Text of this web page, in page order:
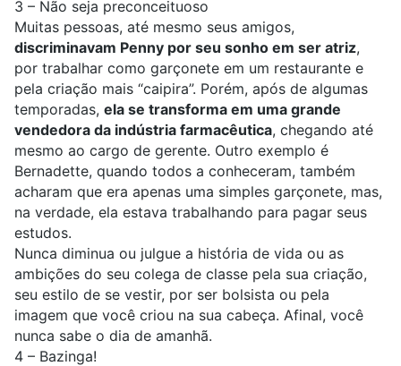
3 – Não seja preconceituoso
Muitas pessoas, até mesmo seus amigos,
discriminavam Penny por seu sonho em ser atriz,
por trabalhar como garçonete em um restaurante e
pela criação mais “caipira”. Porém, após de algumas
temporadas, ela se transforma em uma grande
vendedora da indústria farmacêutica, chegando até
mesmo ao cargo de gerente. Outro exemplo é
Bernadette, quando todos a conheceram, também
acharam que era apenas uma simples garçonete, mas,
na verdade, ela estava trabalhando para pagar seus
estudos.
Nunca diminua ou julgue a história de vida ou as
ambições do seu colega de classe pela sua criação,
seu estilo de se vestir, por ser bolsista ou pela
imagem que você criou na sua cabeça. Afinal, você
nunca sabe o dia de amanhã.
4 – Bazinga!